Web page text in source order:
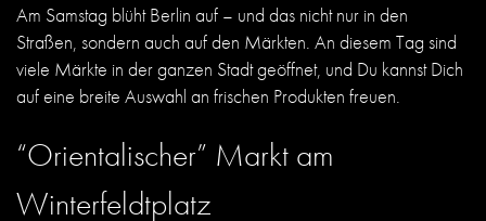
Am Samstag blüht Berlin auf – und das nicht nur in den
Straßen, sondern auch auf den Märkten. An diesem Tag sind
viele Märkte in der ganzen Stadt geöffnet, und Du kannst Dich
auf eine breite Auswahl an frischen Produkten freuen.
“Orientalischer” Markt am
Winterfeldtplatz